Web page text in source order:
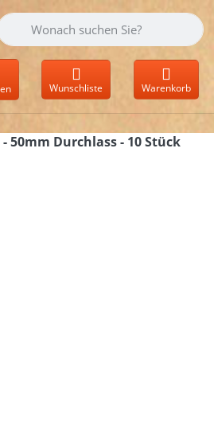
Sie einen Suchbegriff ein.
Wunschliste Warenkorb
50mm Durchlass - 10 Stück